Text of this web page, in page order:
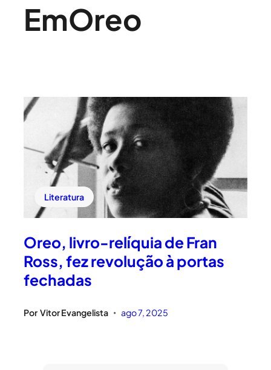
EmOreo
Literatura
Oreo, livro-relíquia de Fran
Ross, fez revolução à portas
fechadas
Por Vitor Evangelista • ago 7, 2025